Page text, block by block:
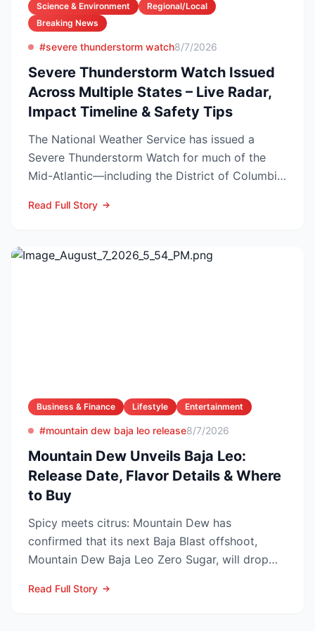
Science & Environment
Regional/Local
Breaking News
#severe thunderstorm watch8/7/2026
Severe Thunderstorm Watch Issued
Across Multiple States – Live Radar,
Impact Timeline & Safety Tips
The National Weather Service has issued a
Severe Thunderstorm Watch for much of the
Mid-Atlantic—including the District of Columbia,
Read Full Story
Business & Finance Lifestyle Entertainment
#mountain dew baja leo release8/7/2026
Mountain Dew Unveils Baja Leo:
Release Date, Flavor Details & Where
to Buy
Spicy meets citrus: Mountain Dew has
confirmed that its next Baja Blast offshoot,
Mountain Dew Baja Leo Zero Sugar, will drop
Read Full Story